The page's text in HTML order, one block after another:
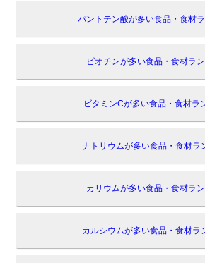
パントテン酸が多い食品・食材
ビオチンが多い食品・食材ラ
ビタミンCが多い食品・食材ラ
ナトリウムが多い食品・食材ラ
カリウムが多い食品・食材ラ
カルシウムが多い食品・食材ラ